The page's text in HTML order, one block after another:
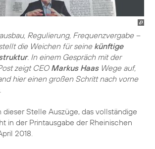
Regulierung, Frequenzvergabe –
die Weichen für seine künftige
. In einem Gespräch mit der
zeigt CEOMarkus HaasWege auf,
hier einen großen Schritt nach vorne
dieser Stelle Auszüge, das vollständige
in der Printausgabe der Rheinischen
2018.